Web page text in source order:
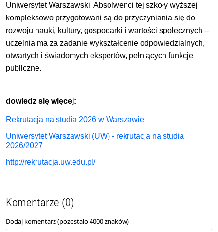
Uniwersytet Warszawski. Absolwenci tej szkoły wyższej
kompleksowo przygotowani są do przyczyniania się do
rozwoju nauki, kultury, gospodarki i wartości społecznych –
uczelnia ma za zadanie wykształcenie odpowiedzialnych,
otwartych i świadomych ekspertów, pełniących funkcje
publiczne.
dowiedz się więcej:
Rekrutacja na studia 2026 w Warszawie
Uniwersytet Warszawski (UW) - rekrutacja na studia
2026/2027
http://rekrutacja.uw.edu.pl/
Komentarze (0)
Dodaj komentarz (pozostało4000znaków)